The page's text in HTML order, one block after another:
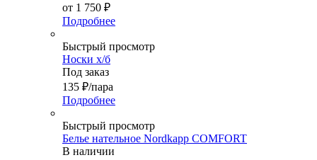
от 1 750 ₽
Подробнее
Быстрый просмотр
Носки х/б
Под заказ
135 ₽/пара
Подробнее
Быстрый просмотр
Белье нательное Nordkapp COMFORT
В наличии